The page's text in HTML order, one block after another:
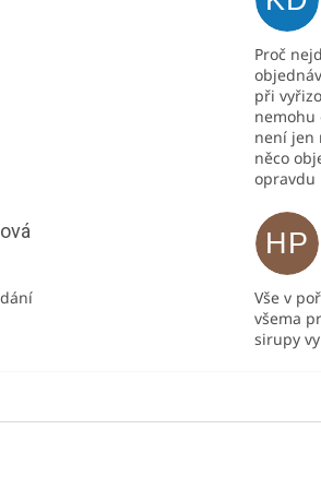
je 5 z 5 hvězdiček.
Proč
při
nemohu
není jen
něco
opravdu
je 5 z 5 hvězdiček. HP
Vše v
všema
sirupy